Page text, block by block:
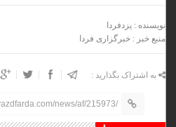
نویسنده : یزدفردا
منبع خبر : خبرگزاری فردا
به اشتراک بگذارید :
news/af/215973/